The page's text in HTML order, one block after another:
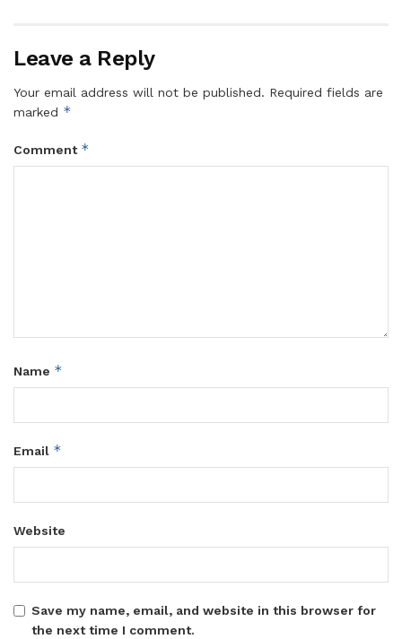
Leave a Reply
Your email address will not be published. Required fields are
marked *
Comment *
Name *
Email *
Website
Save my name, email, and website in this browser for
the next time I comment.